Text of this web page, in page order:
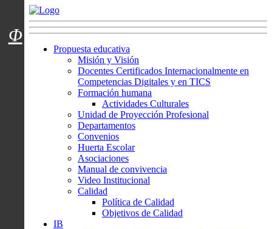
Menú usuarios
Propuesta educativa
Misión y Visión
Docentes Certificados Internacionalmente en
Competencias Digitales y en TICS
Formación humana
Actividades Culturales
Unidad de Proyección Profesional
Departamentos
Convenios
Huerta Escolar
Asociaciones
Manual de convivencia
Video Institucional
Calidad
Política de Calidad
Objetivos de Calidad
IB
Φ